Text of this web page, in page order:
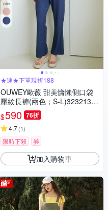
★速★下單現折188
OUWEY歐薇 甜美慵懶側口袋
壓紋長褲(兩色；S-L)32321365
06
$590 76折
4.7(1)
限時下殺 券
加入購物車